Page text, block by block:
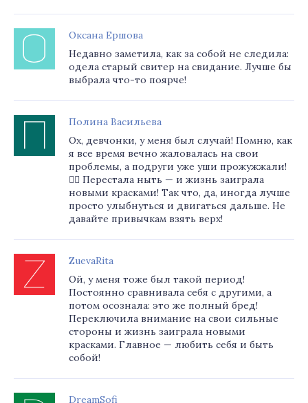
Оксана Ершова
Недавно заметила, как за собой не следила:
одела старый свитер на свидание. Лучше бы
выбрала что-то поярче!
Полина Васильева
Ох, девчонки, у меня был случай! Помню, как
я все время вечно жаловалась на свои
проблемы, а подруги уже уши прожужжали!
🤦‍♀️ Перестала ныть — и жизнь заиграла
новыми красками! Так что, да, иногда лучше
просто улыбнуться и двигаться дальше. Не
давайте привычкам взять верх!
ZuevaRita
Ой, у меня тоже был такой период!
Постоянно сравнивала себя с другими, а
потом осознала: это же полный бред!
Переключила внимание на свои сильные
стороны и жизнь заиграла новыми
красками. Главное — любить себя и быть
собой!
DreamSofi